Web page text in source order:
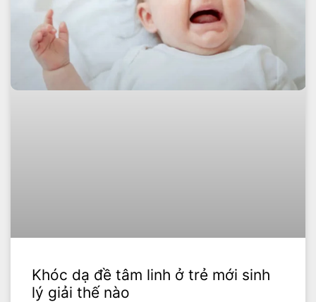
Khóc dạ đề tâm linh ở trẻ mới sinh
lý giải thế nào